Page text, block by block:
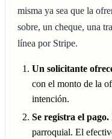
misma ya sea que la
sobre, un cheque, una
línea por Stripe.
Un solicitante
con el monto de la
intención.
Se registra el pago.
parroquial. El